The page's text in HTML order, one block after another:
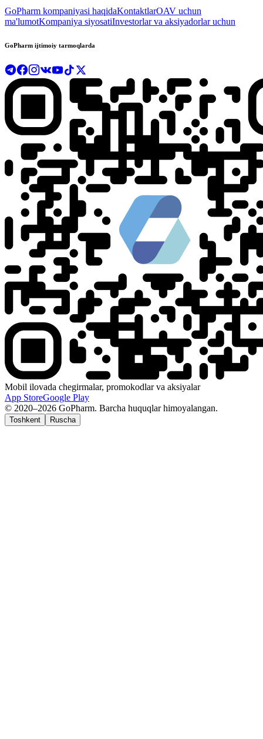
GoPharm kompaniyasi haqidaKontaktlarOAV uchun
ma'lumotKompaniya siyosatiInvestorlar va aksiyadorlar uchun
GoPharm ijtimoiy tarmoqlarda
Mobil ilovada chegirmalar, promokodlar va aksiyalar
App StoreGoogle Play
© 2020–2026 GoPharm. Barcha huquqlar himoyalangan.
Toshkent Ruscha